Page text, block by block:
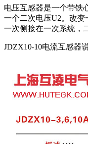
电压互感器是一个带铁
一个二次电压U2。改
一次侧接在一次系统，
JDZX10-10电流互感器